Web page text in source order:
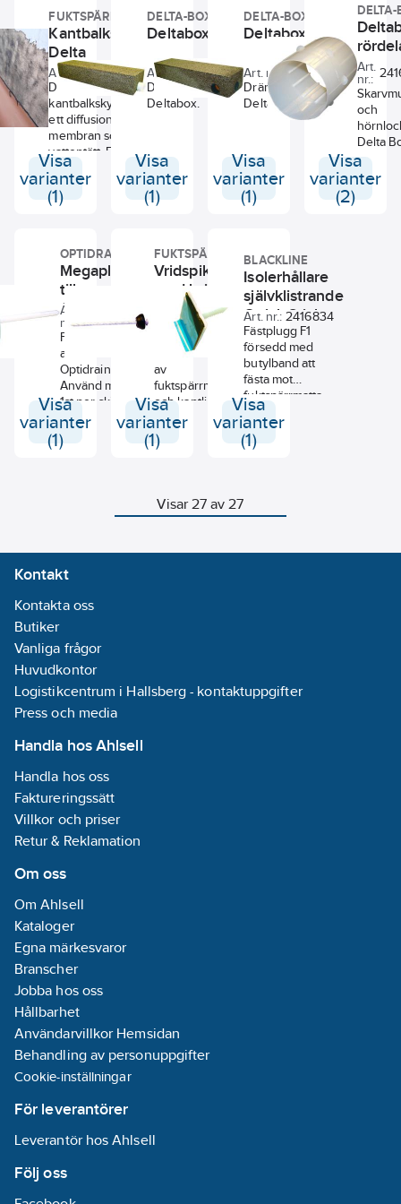
Fästs i
skivans
överkant
med
Optiweb
Hulling.
FUKTSPÄRREN
Kantbalkskydd
Delta
Art. nr.: 2416874
Delta
kantbalkskydd är
ett diffusionsöppet
membran som är
vattentätt. Fästs
med Fästplugg F1
på cc 20 cm och
tätas med
Visa
varianter
(1)
DELTA-BOX
Deltabox
Art. nr.: 2416860
Dräneringssystem
Deltabox.
Visa
varianter
(1)
DELTA-BOX
Deltabox hörn
Art. nr.:
2416861
Dräneringssystem
Deltabox.
Visa
varianter
(1)
DELTA-
Art.
nr.:
och
Delta
Visa
varianter
(2)
OPTIDRAIN
Megaplugg
till
Optidrain
skiva
Art.
nr.:
2416855
För infästning
av
Optidrainskiva.
Använd minst
1st per skiva.
Borras med 8
mm borr.
Visa
varianter
(1)
FUKTSPÄRREN
Vridspik
med bricka
2416832
Vridspik 75mm
för infästning
av
fuktspärrmatta
och kantlist Z-
profil i porösa
material som
Leca och
Visa
varianter
(1)
BLACKLINE
Isolerhållare
självklistrande
Quick Stick
Art. nr.: 2416834
Fästplugg F1
försedd med
butylband att
fästa mot
fuktspärrmatta
eller betong. För
upphängning av
cellplast utanför
Visa
varianter
(1)
Visar 27 av 27
Kontakt
Kontakta oss
Butiker
Vanliga frågor
Huvudkontor
Logistikcentrum i Hallsberg - kontaktuppgifter
Press och media
Handla hos Ahlsell
Handla hos oss
Faktureringssätt
Villkor och priser
Retur & Reklamation
Om oss
Om Ahlsell
Kataloger
Egna märkesvaror
Branscher
Jobba hos oss
Hållbarhet
Användarvillkor Hemsidan
Behandling av personuppgifter
Cookie-inställningar
För leverantörer
Leverantör hos Ahlsell
Följ oss